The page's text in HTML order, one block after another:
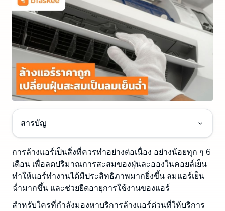
สารบัญ
การล้างแอร์เป็นสิ่งที่ควรทำอย่างต่อเนื่อง อย่างน้อยทุก ๆ 6
เดือน เพื่อลดปริมาณการสะสมของฝุ่นละอองในคอยล์เย็น
ทำให้แอร์ทำงานได้มีประสิทธิภาพมากยิ่งขึ้น ลมแอร์เย็น
ฉ่ำมากขึ้น และช่วยยืดอายุการใช้งานของแอร์
สำหรับใครที่กำลังมองหาบริการล้างแอร์ด่วนที่ให้บริการ